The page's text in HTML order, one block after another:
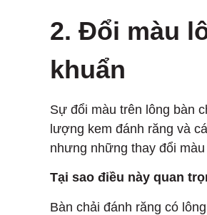
2. Đổi màu
khuẩn
Sự đổi màu trên lông bàn
lượng kem đánh răng và
nhưng những thay đổi
Tại sao điều này quan
Bàn chải đánh răng có